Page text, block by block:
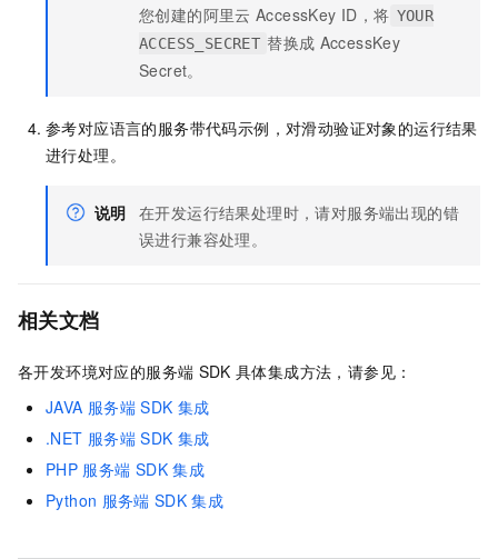
您创建的阿里云 AccessKey ID，将 YOUR
ACCESS_SECRET 替换成 AccessKey
Secret。
参考对应语言的服务带代码示例，对滑动验证对象的运行结果
进行处理。
说明 在开发运行结果处理时，请对服务端出现的错
误进行兼容处理。
相关文档
各开发环境对应的服务端 SDK 具体集成方法，请参见：
JAVA 服务端 SDK 集成
.NET 服务端 SDK 集成
PHP 服务端 SDK 集成
Python 服务端 SDK 集成